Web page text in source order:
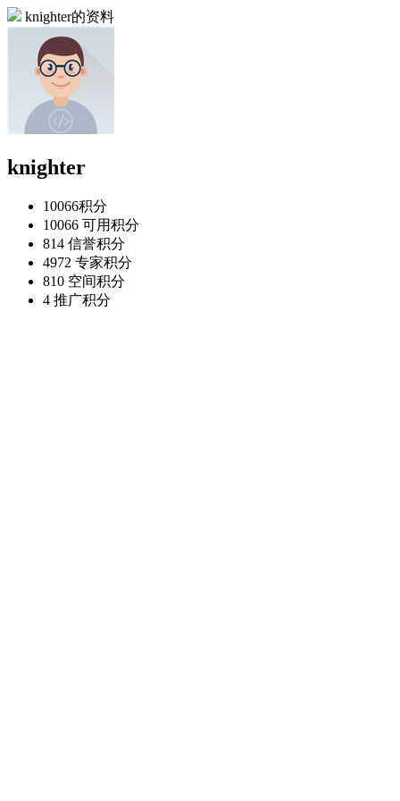
knighter的资料
knighter
10066积分
10066 可用积分
814 信誉积分
4972 专家积分
810 空间积分
4 推广积分